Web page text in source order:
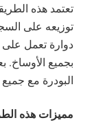
تعتمد هذه
توزيعه على
دوارة تعمل على
بجميع الأوساخ.
البودرة مع
مميزات هذه